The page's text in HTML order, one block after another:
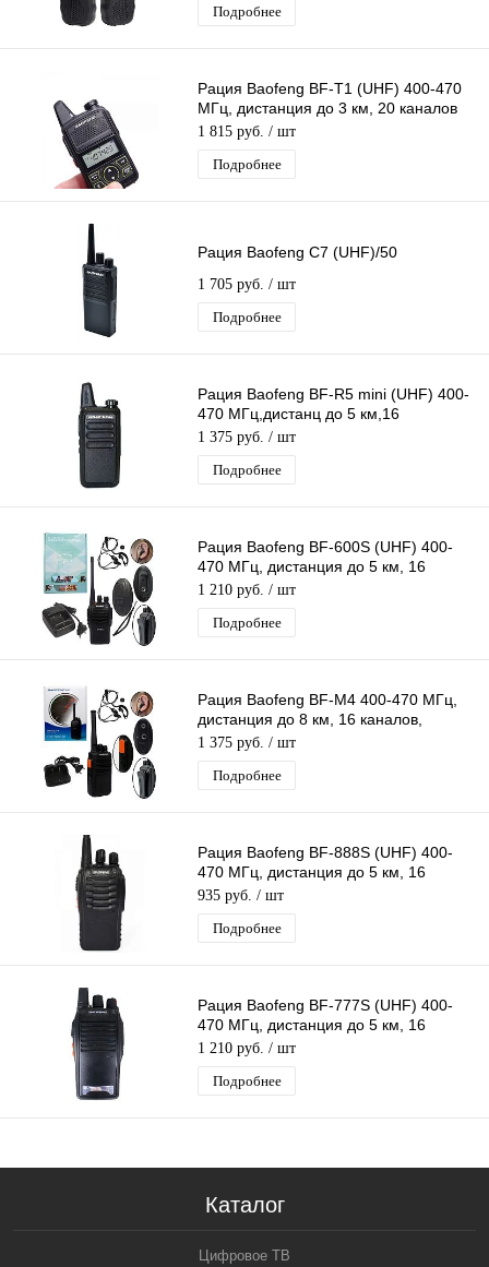
Подробнее
Рация Baofeng BF-T1 (UHF) 400-470
МГц, дистанция до 3 км, 20 каналов
Поддержка CTCSS/DCS кодов
1 815 руб. / шт
Подробнее
Рация Baofeng C7 (UHF)/50
1 705 руб. / шт
Подробнее
Рация Baofeng BF-R5 mini (UHF) 400-
470 МГц,дистанц до 5 км,16
каналов,VOX голосовое управл
передачей
1 375 руб. / шт
Подробнее
Рация Baofeng BF-600S (UHF) 400-
470 МГц, дистанция до 5 км, 16
каналов, таймер, фонарик
1 210 руб. / шт
Подробнее
Рация Baofeng BF-M4 400-470 МГц,
дистанция до 8 км, 16 каналов,
таймер, фонарик
1 375 руб. / шт
Подробнее
Рация Baofeng BF-888S (UHF) 400-
470 МГц, дистанция до 5 км, 16
каналов, таймер, фонарик
935 руб. / шт
Подробнее
Рация Baofeng BF-777S (UHF) 400-
470 МГц, дистанция до 5 км, 16
каналов, таймер, фонарик
1 210 руб. / шт
Подробнее
Каталог
Цифровое ТВ